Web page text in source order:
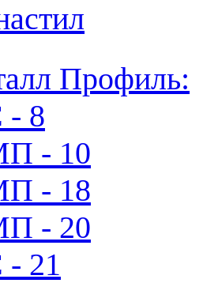
Профиль:
- 8
- 10
- 18
- 20
- 21